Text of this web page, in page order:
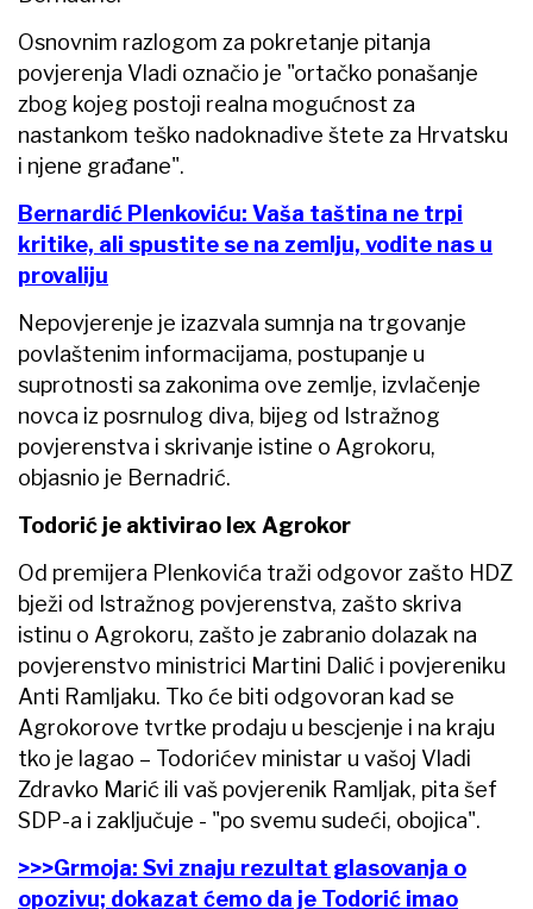
Osnovnim razlogom za pokretanje pitanja
povjerenja Vladi označio je "ortačko ponašanje
zbog kojeg postoji realna mogućnost za
nastankom teško nadoknadive štete za Hrvatsku
i njene građane".
Bernardić Plenkoviću: Vaša taština ne trpi
kritike, ali spustite se na zemlju, vodite nas u
provaliju
Nepovjerenje je izazvala sumnja na trgovanje
povlaštenim informacijama, postupanje u
suprotnosti sa zakonima ove zemlje, izvlačenje
novca iz posrnulog diva, bijeg od Istražnog
povjerenstva i skrivanje istine o Agrokoru,
objasnio je Bernadrić.
Todorić je aktivirao lex Agrokor
Od premijera Plenkovića traži odgovor zašto HDZ
bježi od Istražnog povjerenstva, zašto skriva
istinu o Agrokoru, zašto je zabranio dolazak na
povjerenstvo ministrici Martini Dalić i povjereniku
Anti Ramljaku. Tko će biti odgovoran kad se
Agrokorove tvrtke prodaju u bescjenje i na kraju
tko je lagao – Todorićev ministar u vašoj Vladi
Zdravko Marić ili vaš povjerenik Ramljak, pita šef
SDP-a i zaključuje - "po svemu sudeći, obojica".
>>>Grmoja: Svi znaju rezultat glasovanja o
opozivu; dokazat ćemo da je Todorić imao